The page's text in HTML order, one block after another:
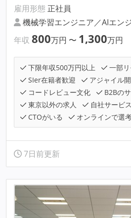
雇用形態 正社員
機械学習エンジニア／AIエン
年収 800万円 〜 1,300万円
下限年収500万円以上
一部
SIer在籍者歓迎
アジャイル
コードレビュー文化
B2Bの
東京以外の求人
自社サービ
CTOがいる
オンラインで選
7日前更新